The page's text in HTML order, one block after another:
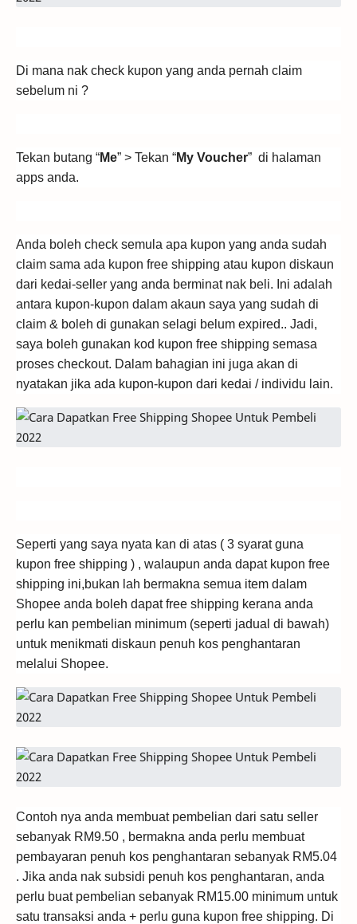
Di mana nak check kupon yang anda pernah claim
sebelum ni ?
Tekan butang “Me” > Tekan “My Voucher” di halaman
apps anda.
Anda boleh check semula apa kupon yang anda sudah
claim sama ada kupon free shipping atau kupon diskaun
dari kedai-seller yang anda berminat nak beli. Ini adalah
antara kupon-kupon dalam akaun saya yang sudah di
claim & boleh di gunakan selagi belum expired.. Jadi,
saya boleh gunakan kod kupon free shipping semasa
proses checkout. Dalam bahagian ini juga akan di
nyatakan jika ada kupon-kupon dari kedai / individu lain.
Seperti yang saya nyata kan di atas ( 3 syarat guna
kupon free shipping ) , walaupun anda dapat kupon free
shipping ini,bukan lah bermakna semua item dalam
Shopee anda boleh dapat free shipping kerana anda
perlu kan pembelian minimum (seperti jadual di bawah)
untuk menikmati diskaun penuh kos penghantaran
melalui Shopee.
Contoh nya anda membuat pembelian dari satu seller
sebanyak RM9.50 , bermakna anda perlu membuat
pembayaran penuh kos penghantaran sebanyak RM5.04
. Jika anda nak subsidi penuh kos penghantaran, anda
perlu buat pembelian sebanyak RM15.00 minimum untuk
satu transaksi anda + perlu guna kupon free shipping. Di